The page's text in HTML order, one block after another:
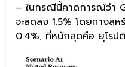
– ในกรณีนี้คาดการณ์ว่า
จะลดลง 1.5% โดยทางส
0.4%, ที่หนักสุดคือ ยุโรป